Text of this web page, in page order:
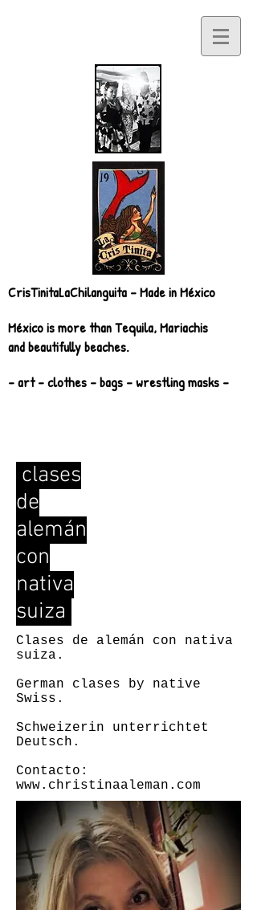
CrisTinitaLaChilanguita - Made in México
México is more than Tequila, Mariachis
and beautifully beaches.
- art - clothes - bags - wrestling masks -
clases
de
alemán
con
nativa
suiza
Clases de alemán con nativa
suiza.
German clases by native
Swiss.
Schweizerin unterrichtet
Deutsch.
Contacto:
www.christinaaleman.com